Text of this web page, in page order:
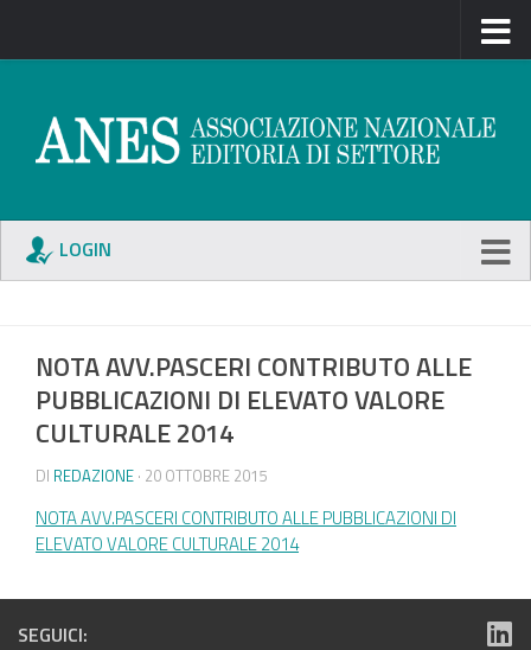
LOGIN
NOTA AVV.PASCERI CONTRIBUTO ALLE
PUBBLICAZIONI DI ELEVATO VALORE
CULTURALE 2014
DI REDAZIONE · 20 OTTOBRE 2015
NOTA AVV.PASCERI CONTRIBUTO ALLE PUBBLICAZIONI DI
ELEVATO VALORE CULTURALE 2014
SEGUICI: